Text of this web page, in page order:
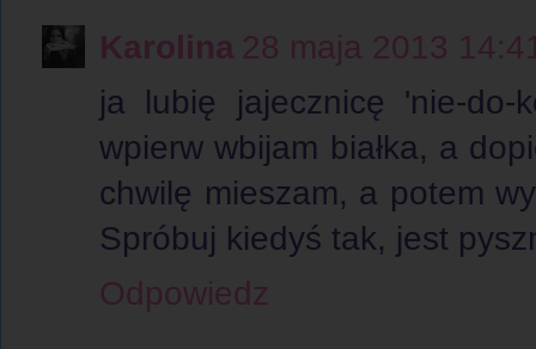
Karolina 28 maja 2013
ja lubię jajecznicę 'nie-do-
wpierw wbijam białka, a
chwilę mieszam, a potem
Spróbuj kiedyś tak, jest
Odpowiedz